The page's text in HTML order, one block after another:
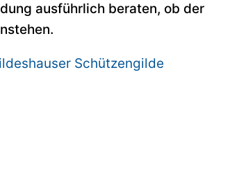
ausführlich beraten, ob der
Schützengilde